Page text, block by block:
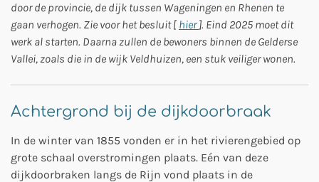
door de provincie, de dijk tussen Wageningen en Rhenen te
gaan verhogen. Zie voor het besluit [ hier]. Eind 2025 moet dit
werk al starten. Daarna zullen de bewoners binnen de Gelderse
Vallei, zoals die in de wijk Veldhuizen, een stuk veiliger wonen.
Achtergrond bij de dijkdoorbraak
In de winter van 1855 vonden er in het rivierengebied op
grote schaal overstromingen plaats. Eén van deze
dijkdoorbraken langs de Rijn vond plaats in de